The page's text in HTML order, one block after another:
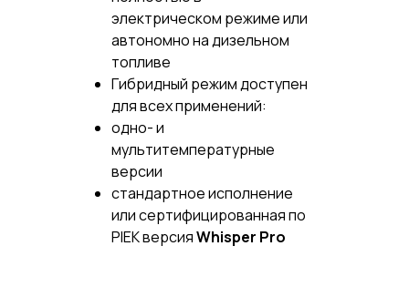
электрическом режиме или
автономно на дизельном
топливе
Гибридный режим доступен
для всех применений:
одно- и
мультитемпературные
версии
стандартное исполнение
или сертифицированная по
PIEK версияWhisper Pro